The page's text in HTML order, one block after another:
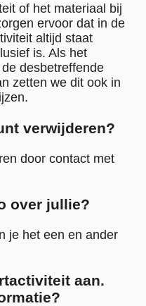
of het materiaal bij
ervoor dat in de
altijd staat
is. Als het
desbetreffende
zetten we dit ook in
verwijderen?
door contact met
over jullie?
je het een en ander
aan.